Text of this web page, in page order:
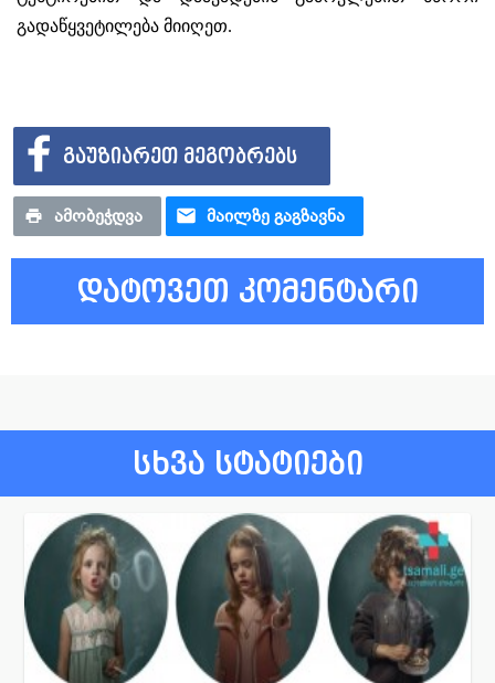
გადაწყვეტილება მიიღეთ.
ᲒᲐᲣᲖᲘᲐᲠᲔᲗ ᲛᲔᲒᲝᲑᲠᲔᲑᲡ
ᲐᲛᲝᲑᲔᲭᲓᲕᲐ ᲛᲐᲘᲚᲖᲔ ᲒᲐᲒᲖᲐᲕᲜᲐ
დატოვეთ კომენტარი
სხვა სტატიები